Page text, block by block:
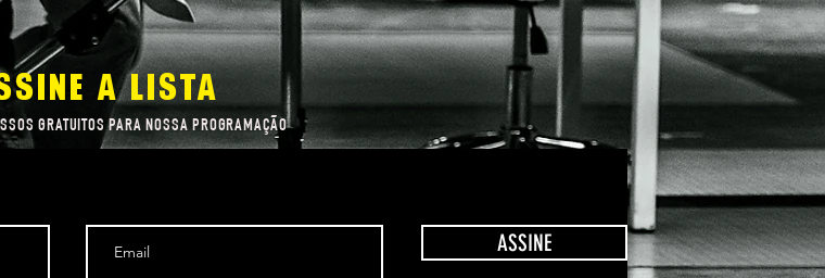
A LISTA
GRATUITOS PARA NOSSA PROGRAMAÇÃO
ASSINE